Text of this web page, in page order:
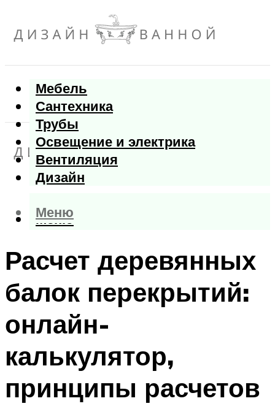
Мебель
Сантехника
Трубы
Освещение и электрика
Вентиляция
Дизайн
Меню
Меню
Расчет деревянных
балок перекрытий:
онлайн-
калькулятор,
принципы расчетов